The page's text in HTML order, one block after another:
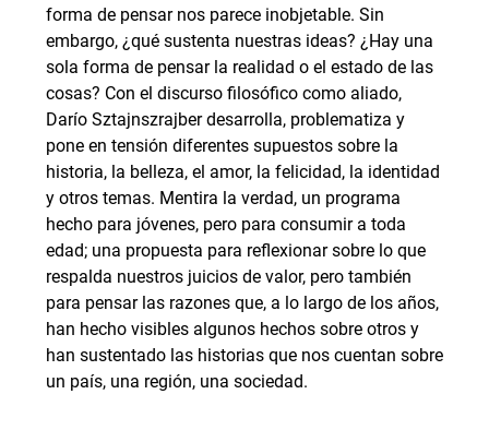
forma de pensar nos parece inobjetable. Sin
embargo, ¿qué sustenta nuestras ideas? ¿Hay una
sola forma de pensar la realidad o el estado de las
cosas? Con el discurso filosófico como aliado,
Darío Sztajnszrajber desarrolla, problematiza y
pone en tensión diferentes supuestos sobre la
historia, la belleza, el amor, la felicidad, la identidad
y otros temas. Mentira la verdad, un programa
hecho para jóvenes, pero para consumir a toda
edad; una propuesta para reflexionar sobre lo que
respalda nuestros juicios de valor, pero también
para pensar las razones que, a lo largo de los años,
han hecho visibles algunos hechos sobre otros y
han sustentado las historias que nos cuentan sobre
un país, una región, una sociedad.